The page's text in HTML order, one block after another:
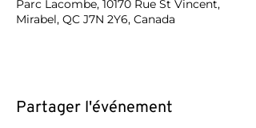
Parc Lacombe, 10170 Rue St Vincent,
Mirabel, QC J7N 2Y6, Canada
Partager l'événement